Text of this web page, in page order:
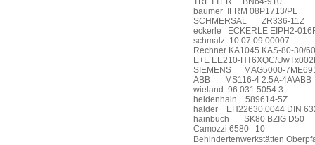
baumer
IFRM 08P1713/PL
SCHMERSAL
ZR336-11Z
eckerle
ECKERLE EIPH2-
schmalz 10.07.09.00007
Rechner KA1045 KAS-80-30/
E+E EE210-HT6XQC/
SIEMENS
MAG5000-
ABB
MS116-4 2.5A-4A\ABB
wieland 96.031.5054.3
heidenhain
589614-5Z
halder
EH22630.0044 DIN
hainbuch
SK80 BZIG D50
Camozzi 6580 10
Behindertenwerkstätten